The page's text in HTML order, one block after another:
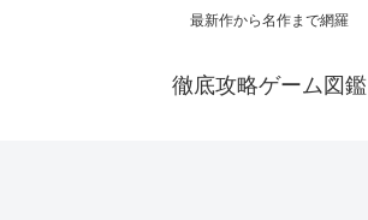
最新作から名作まで網羅
徹底攻略ゲーム図鑑